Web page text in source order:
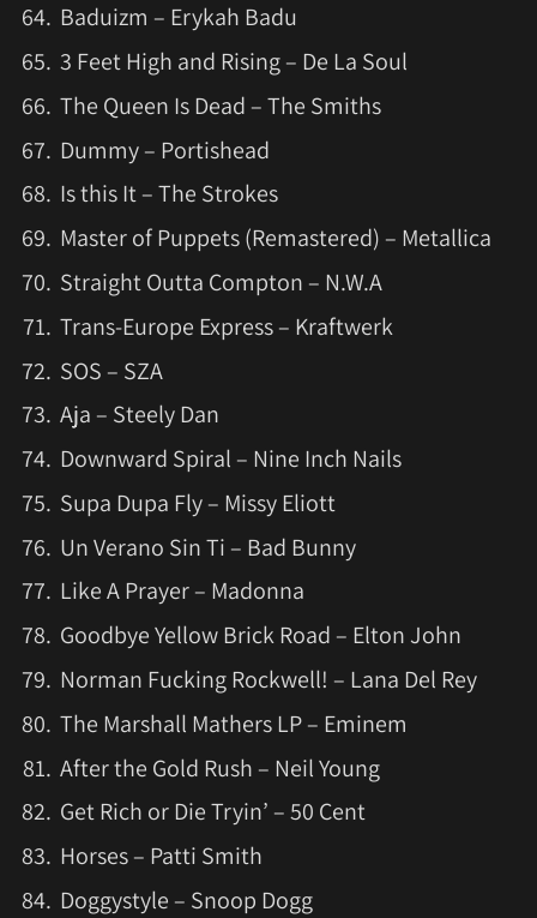
Baduizm – Erykah Badu
3 Feet High and Rising – De La Soul
The Queen Is Dead – The Smiths
Dummy – Portishead
Is this It – The Strokes
Master of Puppets (Remastered) – Metallica
Straight Outta Compton – N.W.A
Trans-Europe Express – Kraftwerk
SOS – SZA
Aja – Steely Dan
Downward Spiral – Nine Inch Nails
Supa Dupa Fly – Missy Eliott
Un Verano Sin Ti – Bad Bunny
Like A Prayer – Madonna
Goodbye Yellow Brick Road – Elton John
Norman Fucking Rockwell! – Lana Del Rey
The Marshall Mathers LP – Eminem
After the Gold Rush – Neil Young
Get Rich or Die Tryin’ – 50 Cent
Horses – Patti Smith
Doggystyle – Snoop Dogg